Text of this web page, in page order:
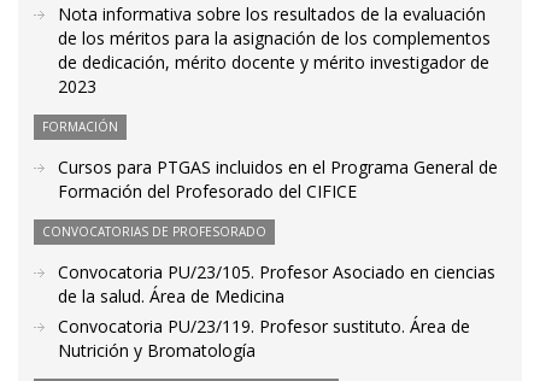
Nota informativa sobre los resultados de la evaluación
de los méritos para la asignación de los complementos
de dedicación, mérito docente y mérito investigador de
2023
FORMACIÓN
Cursos para PTGAS incluidos en el Programa General de
Formación del Profesorado del CIFICE
CONVOCATORIAS DE PROFESORADO
Convocatoria PU/23/105. Profesor Asociado en ciencias
de la salud. Área de Medicina
Convocatoria PU/23/119. Profesor sustituto. Área de
Nutrición y Bromatología